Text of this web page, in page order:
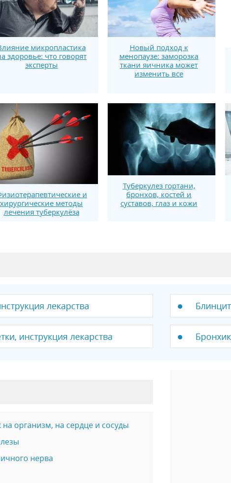
микропластика
здоровье: что говорят
эксперты
Новый подход к
менопаузе: заморозка
ткани яичника может
изменить все
и
хирургические методы
лечения туберкулёза
Tyберкулез гортани,
бронхов, костей и
суставов, глаз и кожи
лекарства
инструкция лекарства
организм, на сердце и сосуды
нерва